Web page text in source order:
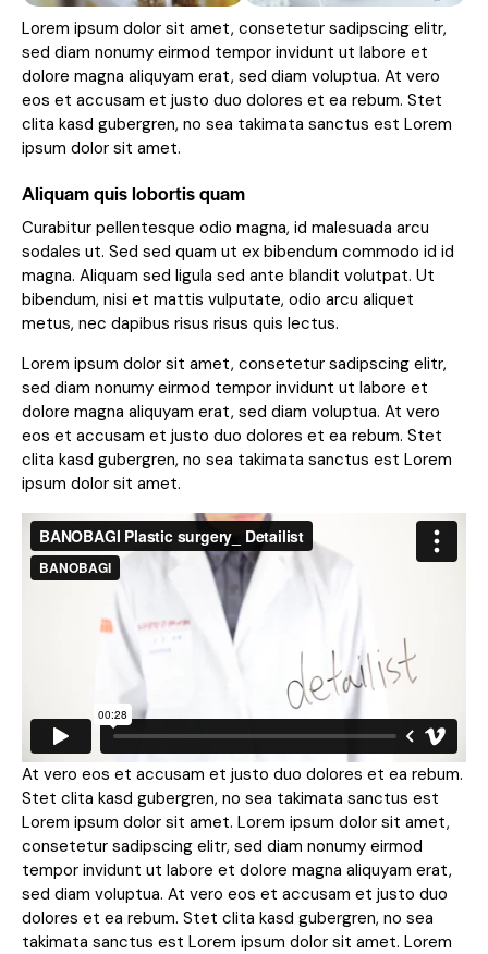
Lorem ipsum dolor sit amet, consetetur sadipscing elitr,
sed diam nonumy eirmod tempor invidunt ut labore et
dolore magna aliquyam erat, sed diam voluptua. At vero
eos et accusam et justo duo dolores et ea rebum. Stet
clita kasd gubergren, no sea takimata sanctus est Lorem
ipsum dolor sit amet.
Aliquam quis lobortis quam
Curabitur pellentesque odio magna, id malesuada arcu
sodales ut. Sed sed quam ut ex bibendum commodo id id
magna. Aliquam sed ligula sed ante blandit volutpat. Ut
bibendum, nisi et mattis vulputate, odio arcu aliquet
metus, nec dapibus risus risus quis lectus.
Lorem ipsum dolor sit amet, consetetur sadipscing elitr,
sed diam nonumy eirmod tempor invidunt ut labore et
dolore magna aliquyam erat, sed diam voluptua. At vero
eos et accusam et justo duo dolores et ea rebum. Stet
clita kasd gubergren, no sea takimata sanctus est Lorem
ipsum dolor sit amet.
At vero eos et accusam et justo duo dolores et ea rebum.
Stet clita kasd gubergren, no sea takimata sanctus est
Lorem ipsum dolor sit amet. Lorem ipsum dolor sit amet,
consetetur sadipscing elitr, sed diam nonumy eirmod
tempor invidunt ut labore et dolore magna aliquyam erat,
sed diam voluptua. At vero eos et accusam et justo duo
dolores et ea rebum. Stet clita kasd gubergren, no sea
takimata sanctus est Lorem ipsum dolor sit amet. Lorem